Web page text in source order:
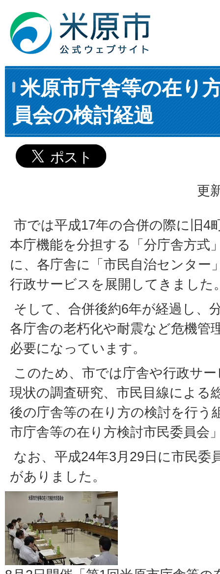
米原市庁舎等の在り
員会の検討経過
更
市では平成17年の合併の際に旧4
本庁機能を分担する「分庁舎方式
に、各庁舎に「市民自治センター
行政サービスを展開してきました
そして、合併後約6年が経過し、
各庁舎の老朽化や耐震など危機管
必要になっています。
このため、市では庁舎や行政サ
現状の調査研究、市民目線による
後の庁舎等の在り方の検討を行う
市庁舎等の在り方検討市民委員会
なお、平成24年3月29日に市民委
がありました。